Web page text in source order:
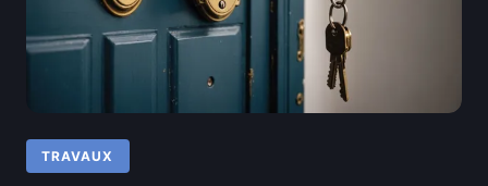
TRAVAUX